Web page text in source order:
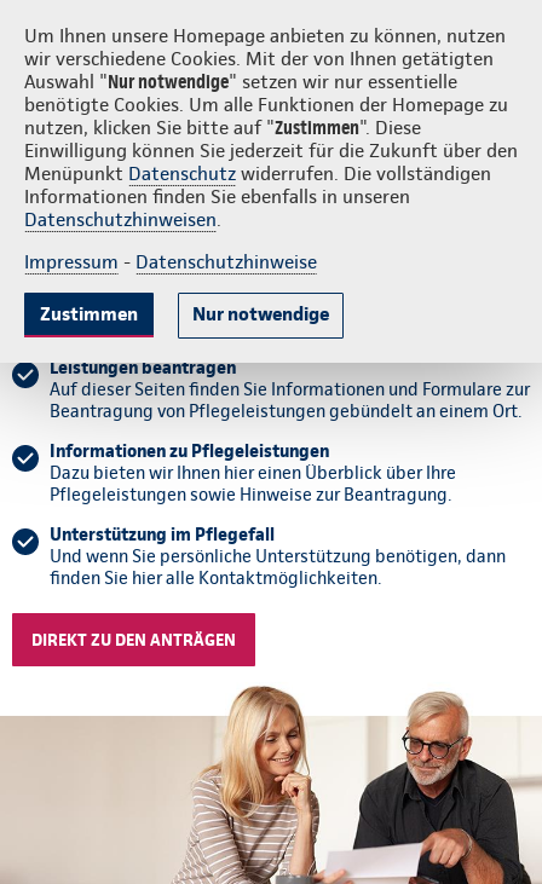
Um Ihnen unsere Homepage anbieten zu können, nutzen
wir verschiedene Cookies. Mit der von Ihnen getätigten
Auswahl "Nur notwendige" setzen wir nur essentielle
benötigte Cookies. Um alle Funktionen der Homepage zu
nutzen, klicken Sie bitte auf "Zustimmen". Diese
Einwilligung können Sie jederzeit für die Zukunft über den
Menüpunkt Datenschutz widerrufen. Die vollständigen
Informationen finden Sie ebenfalls in unseren
Datenschutzhinweisen.
Impressum - Datenschutzhinweise
Zustimmen Nur notwendige
Continentale vor Ort
Antragsablauf Antrag stellen Übersicht der Leistungen
Unterstützung im Pflegefall
Leistungen der Pflegepflichtversicherung beantragen.
Wir begleiten Sie Schritt für Schritt.
Leistungen beantragen
Auf dieser Seiten finden Sie Informationen und Formulare zur
Beantragung von Pflegeleistungen gebündelt an einem Ort.
Informationen zu Pflegeleistungen
Dazu bieten wir Ihnen hier einen Überblick über Ihre
Pflegeleistungen sowie Hinweise zur Beantragung.
Unterstützung im Pflegefall
Und wenn Sie persönliche Unterstützung benötigen, dann
finden Sie hier alle Kontaktmöglichkeiten.
DIREKT ZU DEN ANTRÄGEN